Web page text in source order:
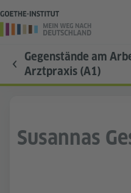
Gegenstände am
Arztpraxis (A1)
Susannas